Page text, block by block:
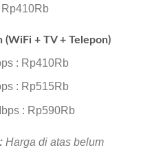
(WiFi + TV + Telepon)
: Rp410Rb
: Rp515Rb
: Rp590Rb
Harga di atas belum